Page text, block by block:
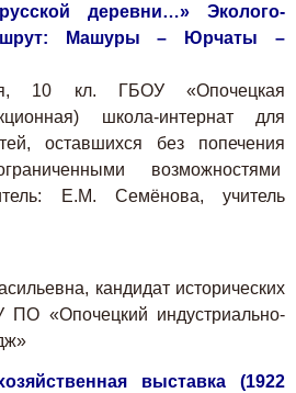
деревни…» Эколого-
Машуры – Юрчаты –
10 кл. ГБОУ «Опочецкая
школа-интернат для
оставшихся без попечения
возможностями
Е.М. Семёнова, учитель
кандидат исторических
ПО «Опочецкий индустриально-
выставка (1922